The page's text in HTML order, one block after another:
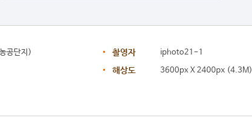
공단지) 촬영자 iphoto21-1
해상도 3600px X 2400px (4.3M)